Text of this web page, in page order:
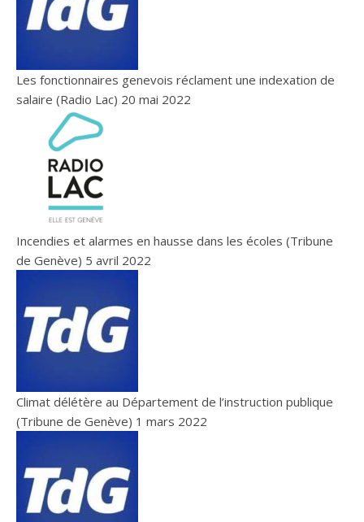
Les fonctionnaires genevois réclament une indexation de
salaire (Radio Lac) 20 mai 2022
Incendies et alarmes en hausse dans les écoles (Tribune
de Genève) 5 avril 2022
Climat délétère au Département de l’instruction publique
(Tribune de Genève) 1 mars 2022